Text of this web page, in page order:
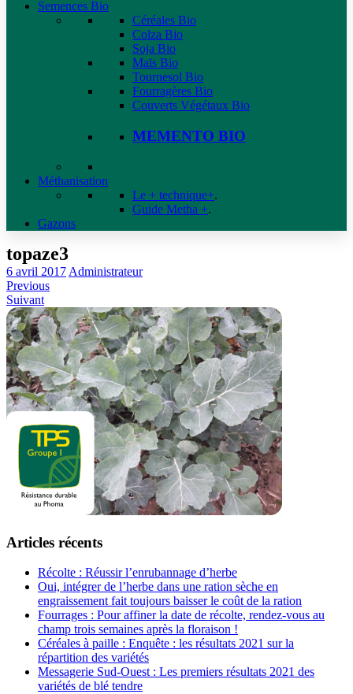
Semences Bio
Céréales Bio
Colza Bio
Soja Bio
Maïs Bio
Tournesol Bio
Fourragères Bio
Couverts Végétaux Bio
MEMENTO BIO
Méthanisation
Le + technique+.
Guide Metha +.
Gazons
topaze3
6 avril 2017 Administrateur
Previous
Suivant
Articles récents
Récolte : Réussir l’enrubannage d’herbe
Oui, intégrer de l’herbe dans une ration sèche en
engraissement fait toujours baisser le coût de la ration
Fourrages : Pour affiner la date de récolte, rendez-vous au
champ trois semaines après la floraison !
Céréales à paille : Enquête : les résultats 2021 sur la
répartition des variétés
Messagerie Sud-Ouest : Les premiers résultats 2021 des
variétés de blé tendre